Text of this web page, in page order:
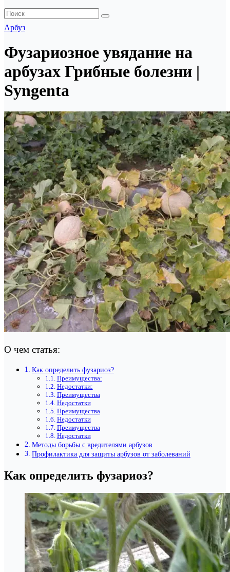
Арбуз
Фузариозное увядание на
арбузах Грибные болезни |
Syngenta
О чем статья:
Как определить фузариоз?
Преимущества:
Недостатки:
Преимущества
Недостатки
Преимущества
Недостатки
Преимущества
Недостатки
Методы борьбы с вредителями арбузов
Профилактика для защиты арбузов от заболеваний
Как определить фузариоз?